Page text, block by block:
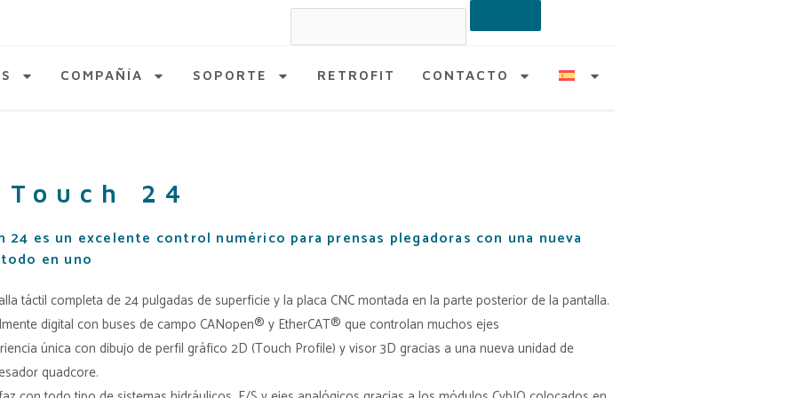
Search
COMPAÑÍA SOPORTE RETROFIT CONTACTO
24
24 es un excelente control numérico para prensas plegadoras con una nueva
en uno
táctil completa de 24 pulgadas de superficie y la placa CNC montada en la parte posterior de la pantalla.
digital con buses de campo CANopen® y EtherCAT® que controlan muchos ejes
única con dibujo de perfil gráfico 2D (Touch Profile) y visor 3D gracias a una nueva unidad de
quadcore.